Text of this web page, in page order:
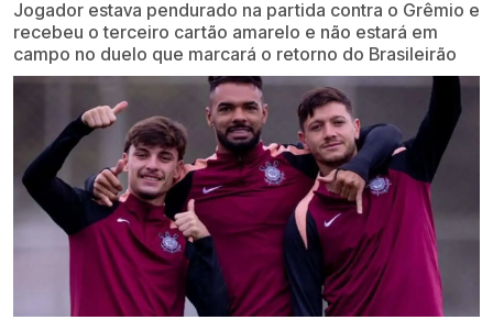
Jogador estava pendurado na partida contra o Grêmio e
recebeu o terceiro cartão amarelo e não estará em
campo no duelo que marcará o retorno do Brasileirão